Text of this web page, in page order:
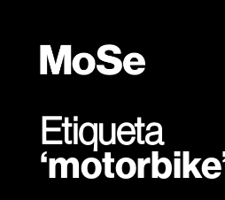
Etiqueta
motorbike